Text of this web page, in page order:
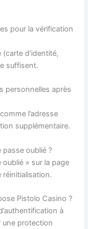
pour la vérification
(carte d’identité,
suffisent.
personnelles après
l’adresse
supplémentaire.
oublié ?
» sur la page
Pistolo Casino ?
à
une protection